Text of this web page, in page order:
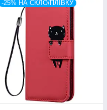
-25% НА СКЛО/ПЛІВКУ